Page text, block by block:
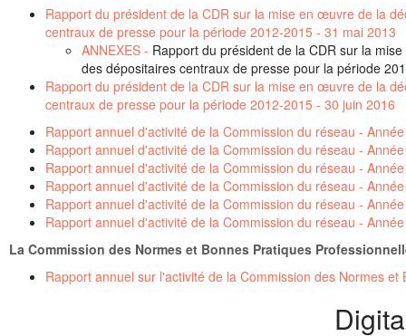
Rapport du président de la CDR sur la mise en œuvre de la
centraux de presse pour la période 2012-2015 - 31 mai 2013
ANNEXES - Rapport du président de la CDR sur la
des dépositaires centraux de presse pour la période
Rapport du président de la CDR sur la mise en œuvre de la
centraux de presse pour la période 2012-2015 - 30 juin 2016
Rapport annuel d'activité de la Commission du réseau -
Rapport annuel d'activité de la Commission du réseau -
Rapport annuel d'activité de la Commission du réseau -
Rapport annuel d'activité de la Commission du réseau -
Rapport annuel d'activité de la Commission du réseau -
Rapport annuel d'activité de la Commission du réseau -
La Commission des Normes et Bonnes Pratiques
Rapport annuel sur l'activité de la Commission des Normes